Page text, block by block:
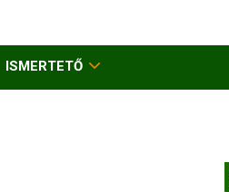
ISMERTETŐ